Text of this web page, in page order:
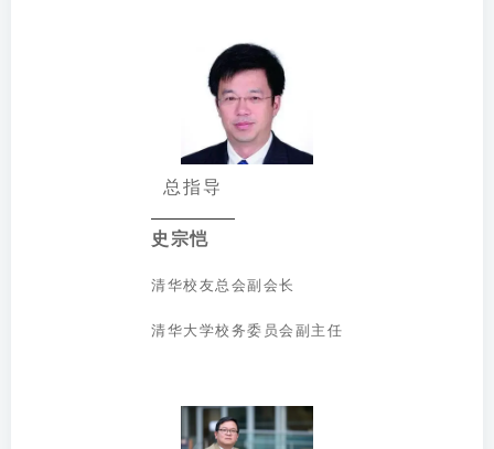
总指导
史宗恺
清华校友总会副会长
清华大学校务委员会副主任